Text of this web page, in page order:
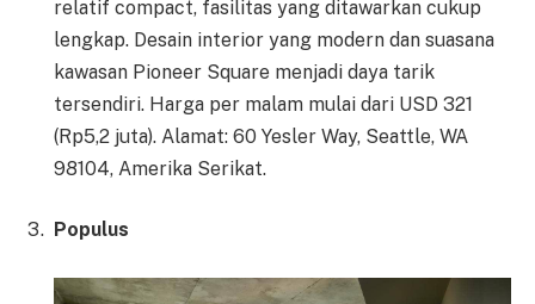
relatif compact, fasilitas yang ditawarkan cukup
lengkap. Desain interior yang modern dan suasana
kawasan Pioneer Square menjadi daya tarik
tersendiri. Harga per malam mulai dari USD 321
(Rp5,2 juta). Alamat: 60 Yesler Way, Seattle, WA
98104, Amerika Serikat.
Populus